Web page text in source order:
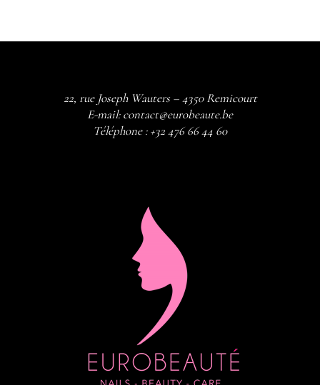
22, rue Joseph Wauters – 4350 Remicourt
E-mail:contact@eurobeaute.be
Téléphone :+32 476 66 44 60